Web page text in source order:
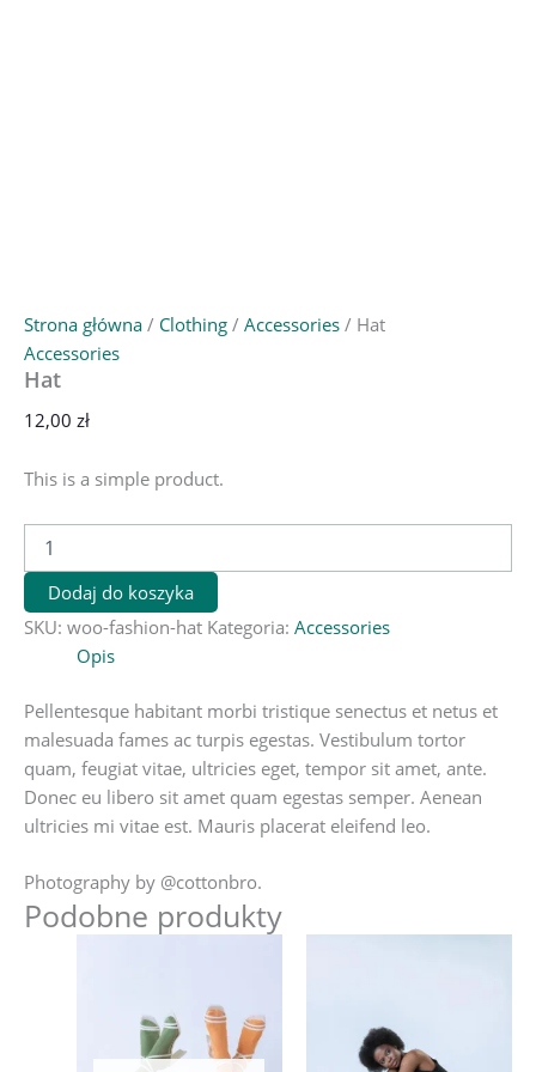
Strona główna / Clothing / Accessories / Hat
Accessories
Hat
12,00 zł
This is a simple product.
Hat
Dodaj do koszyka
SKU: woo-fashion-hat Kategoria: Accessories
Opis
Pellentesque habitant morbi tristique senectus et netus et
malesuada fames ac turpis egestas. Vestibulum tortor
quam, feugiat vitae, ultricies eget, tempor sit amet, ante.
Donec eu libero sit amet quam egestas semper. Aenean
ultricies mi vitae est. Mauris placerat eleifend leo.
Photography by @cottonbro.
Podobne produkty